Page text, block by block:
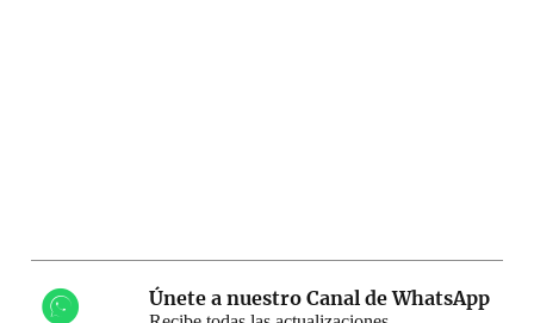
Únete a nuestro Canal de WhatsApp